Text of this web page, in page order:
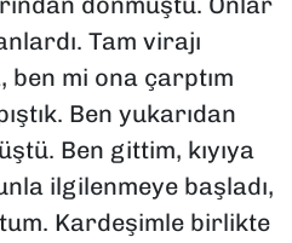
Tam virajı
ben mi ona çarptım
Ben yukarıdan
Ben gittim, kıyıya
ilgilenmeye başladı,
Kardeşimle birlikte